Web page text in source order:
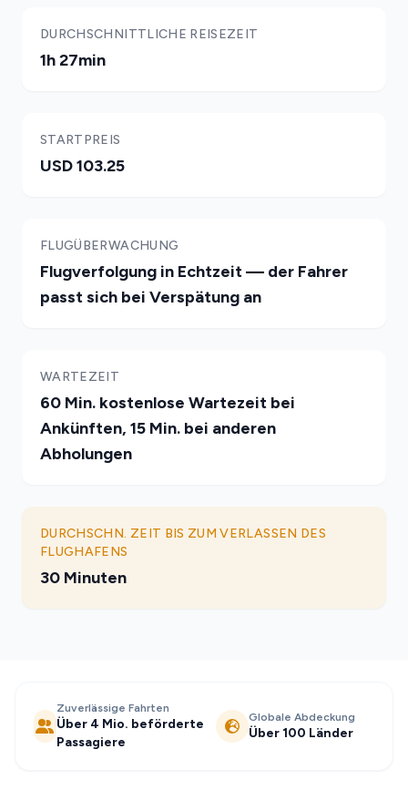
DURCHSCHNITTLICHE REISEZEIT
1h 27min
STARTPREIS
USD 103.25
FLUGÜBERWACHUNG
Flugverfolgung in Echtzeit — der Fahrer
passt sich bei Verspätung an
WARTEZEIT
60 Min. kostenlose Wartezeit bei
Ankünften, 15 Min. bei anderen
Abholungen
DURCHSCHN. ZEIT BIS ZUM VERLASSEN DES
FLUGHAFENS
30 Minuten
Zuverlässige Fahrten
Über 4 Mio. beförderte
Passagiere
Globale Abdeckung
Über 100 Länder